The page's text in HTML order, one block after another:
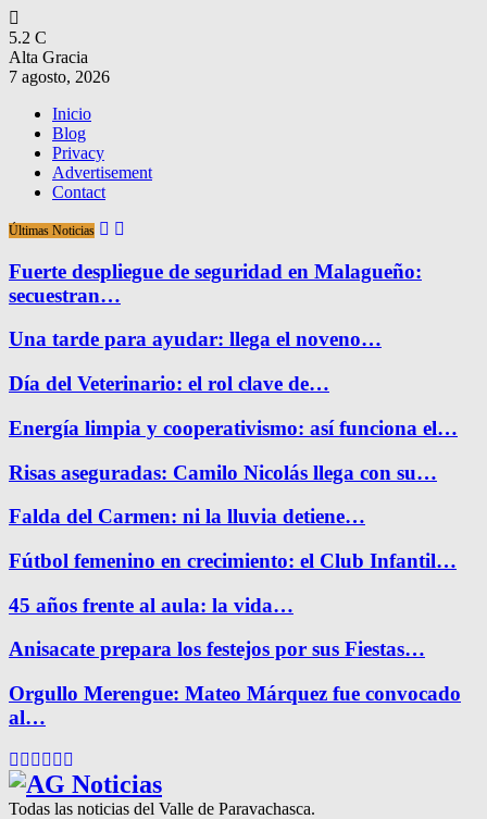
5.2 C
Alta Gracia
7 agosto, 2026
Inicio
Blog
Privacy
Advertisement
Contact
Últimas Noticias
Fuerte despliegue de seguridad en Malagueño:
secuestran…
Una tarde para ayudar: llega el noveno…
Día del Veterinario: el rol clave de…
Energía limpia y cooperativismo: así funciona el…
Risas aseguradas: Camilo Nicolás llega con su…
Falda del Carmen: ni la lluvia detiene…
Fútbol femenino en crecimiento: el Club Infantil…
45 años frente al aula: la vida…
Anisacate prepara los festejos por sus Fiestas…
Orgullo Merengue: Mateo Márquez fue convocado
al…
Facebook
Twitter
Instagram
Pinterest
Google
Todas las noticias del Valle de Paravachasca.